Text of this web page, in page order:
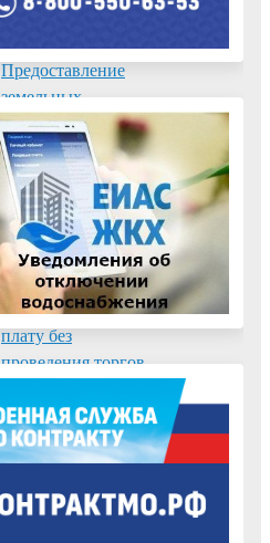
Предоставление
земельных
участков,
государственная
собственность на
которые не
разграничена, в
аренду без
проведения торгов,
в собственность за
плату без
проведения торгов
Предоставление
земельных
участков,
собственность на